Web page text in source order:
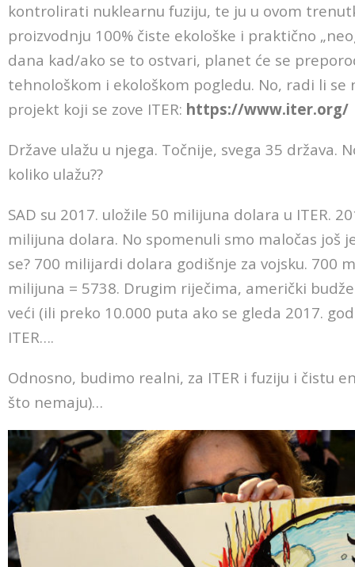
kontrolirati nuklearnu fuziju, te ju u ovom
proizvodnju 100% čiste ekološke i praktično
dana kad/ako se to ostvari, planet će se
tehnološkom i ekološkom pogledu. No, radi li se
projekt koji se zove ITER: https://www.iter.org/
Države ulažu u njega. Točnije, svega 35 država.
koliko ulažu??
SAD su 2017. uložile 50 milijuna dolara u ITER.
milijuna dolara. No spomenuli smo maločas još
se? 700 milijardi dolara godišnje za vojsku. 700
milijuna = 5738. Drugim riječima, američki
veći (ili preko 10.000 puta ako se gleda 2017.
ITER….
Odnosno, budimo realni, za ITER i fuziju i čistu
što nemaju)…